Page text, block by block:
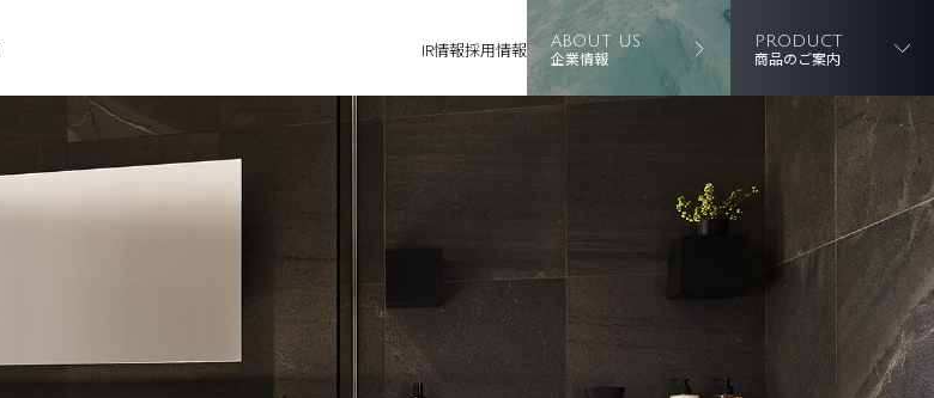
IR情報採用情報 ABOUT US
企業情報
PRODUCT
商品のご案内